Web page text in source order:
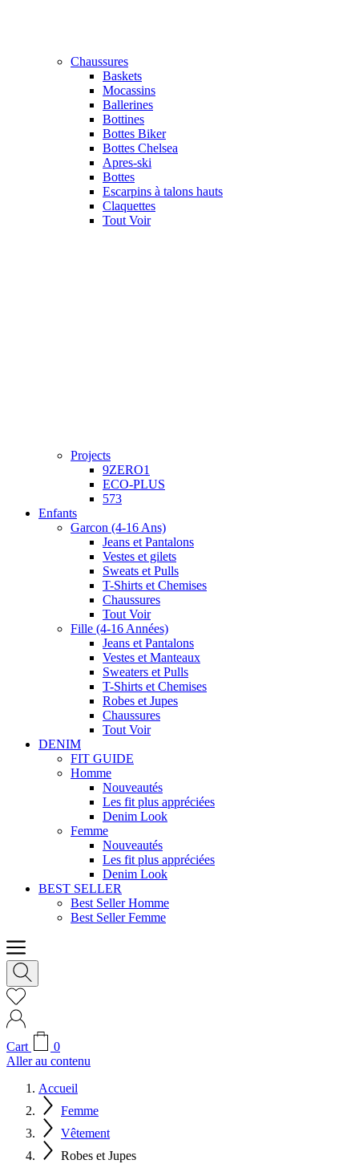
Chaussures
Baskets
Mocassins
Ballerines
Bottines
Bottes Biker
Bottes Chelsea
Apres-ski
Bottes
Escarpins à talons hauts
Claquettes
Tout Voir
Projects
9ZERO1
ECO-PLUS
573
Enfants
Garcon (4-16 Ans)
Jeans et Pantalons
Vestes et gilets
Sweats et Pulls
T-Shirts et Chemises
Chaussures
Tout Voir
Fille (4-16 Années)
Jeans et Pantalons
Vestes et Manteaux
Sweaters et Pulls
T-Shirts et Chemises
Robes et Jupes
Chaussures
Tout Voir
DENIM
FIT GUIDE
Homme
Nouveautés
Les fit plus appréciées
Denim Look
Femme
Nouveautés
Les fit plus appréciées
Denim Look
BEST SELLER
Best Seller Homme
Best Seller Femme
Cart
0
Aller au contenu
Accueil
Femme
Vêtement
Robes et Jupes